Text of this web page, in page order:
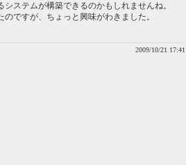
ステムが構築できるのかもしれませんね。
ですが、ちょっと興味がわきました。
2009/10/21 17:41